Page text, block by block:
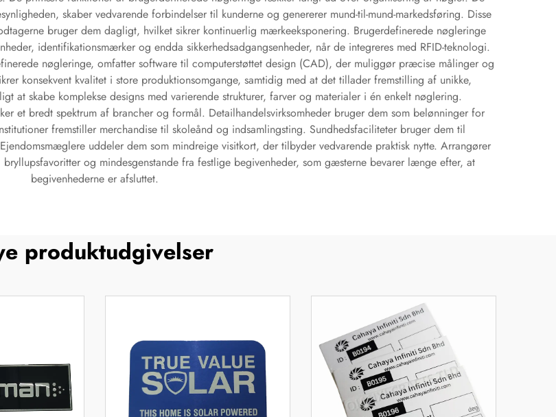
skaber vedvarende forbindelser til kunderne og genererer mund-til-mund-markedsføring. Disse
bruger dem dagligt, hvilket sikrer kontinuerlig mærkeeksponering. Brugerdefinerede nøgleringe
identifikationsmærker og endda sikkerhedsadgangsenheder, når de integreres med RFID-teknologi.
nøgleringe, omfatter software til computerstøttet design (CAD), der muliggør præcise målinger og
konsekvent kvalitet i store produktionsomgange, samtidig med at det tillader fremstilling af unikke,
at skabe komplekse designs med varierende strukturer, farver og materialer i én enkelt nøglering.
et bredt spektrum af brancher og formål. Detailhandelsvirksomheder bruger dem som belønninger for
fremstiller merchandise til skoleånd og indsamlingsting. Sundhedsfaciliteter bruger dem til
uddeler dem som mindreige visitkort, der tilbyder vedvarende praktisk nytte. Arrangører
og mindesgenstande fra festlige begivenheder, som gæsterne bevarer længe efter, at
begivenhederne er afsluttet.
produktudgivelser